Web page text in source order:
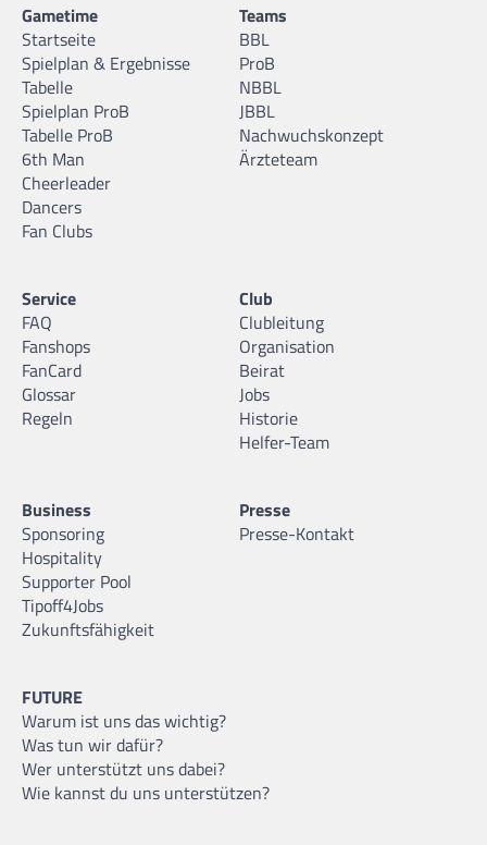
Gametime
Startseite
Spielplan & Ergebnisse
Tabelle
Spielplan ProB
Tabelle ProB
6th Man
Cheerleader
Dancers
Fan Clubs
Teams
BBL
ProB
NBBL
JBBL
Nachwuchskonzept
Ärzteteam
Service
FAQ
Fanshops
FanCard
Glossar
Regeln
Club
Clubleitung
Organisation
Beirat
Jobs
Historie
Helfer-Team
Business
Sponsoring
Hospitality
Supporter Pool
Tipoff4Jobs
Zukunftsfähigkeit
Presse
Presse-Kontakt
FUTURE
Warum ist uns das wichtig?
Was tun wir dafür?
Wer unterstützt uns dabei?
Wie kannst du uns unterstützen?